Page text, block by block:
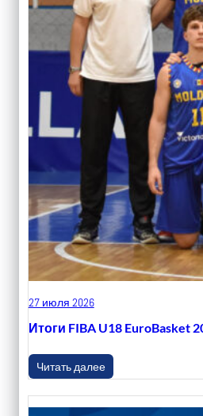
27 июля 2026
Итоги FIBA U18 EuroBasket
Читать далее